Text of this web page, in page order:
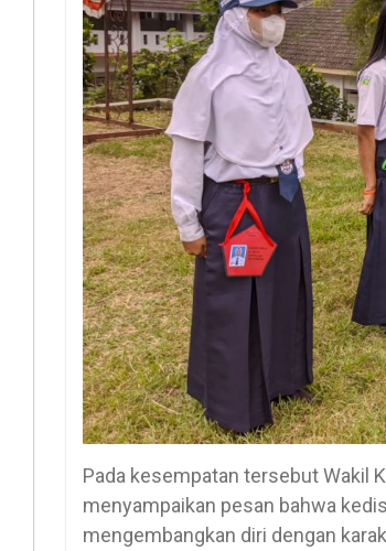
Pada kesempatan tersebut Wakil
menyampaikan pesan bahwa
mengembangkan diri dengan